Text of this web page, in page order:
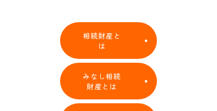
相続財産と
は
みなし相続
財産とは